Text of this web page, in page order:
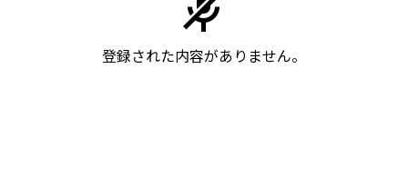
登録された内容がありません。